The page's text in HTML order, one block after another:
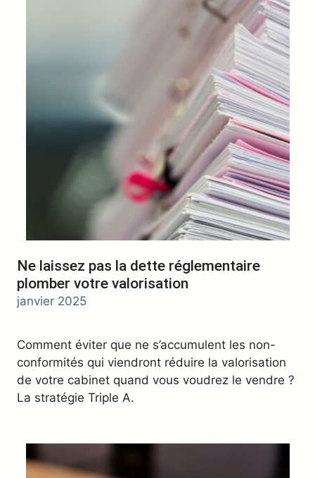
Ne laissez pas la dette réglementaire
plomber votre valorisation
janvier 2025
Comment éviter que ne s’accumulent les non-
conformités qui viendront réduire la valorisation
de votre cabinet quand vous voudrez le vendre ?
La stratégie Triple A.